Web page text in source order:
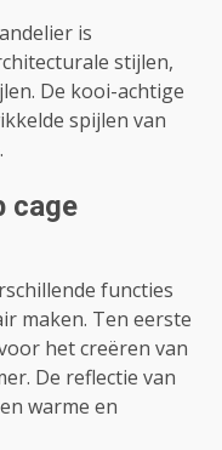
is
stijlen,
De kooi-achtige
spijlen van
cage
functies
maken. Ten eerste
het creëren van
De reflectie van
warme en